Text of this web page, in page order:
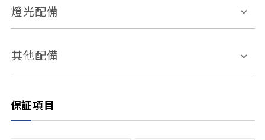
倒車雷達
無
有
引擎啟閉系統
燈光配備
感應頭燈
頭燈光源
其他配備
保証項目